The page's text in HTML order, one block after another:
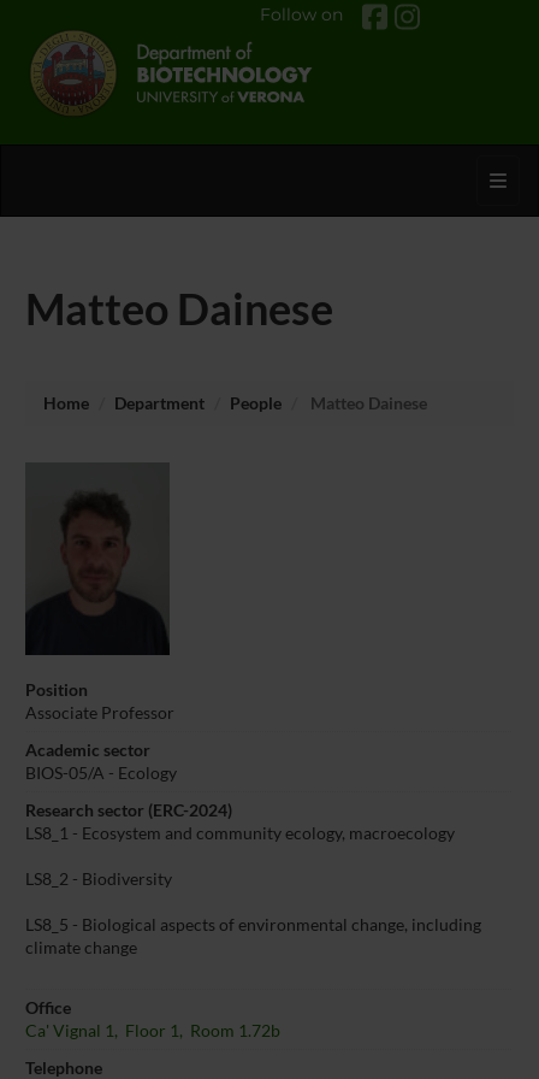
Follow on
Matteo Dainese
Home Department People Matteo Dainese
Position
Associate Professor
Academic sector
BIOS-05/A - Ecology
Research sector (ERC-2024)
LS8_1 - Ecosystem and community ecology, macroecology
LS8_2 - Biodiversity
LS8_5 - Biological aspects of environmental change, including
climate change
Office
Ca' Vignal 1, Floor 1, Room 1.72b
Telephone